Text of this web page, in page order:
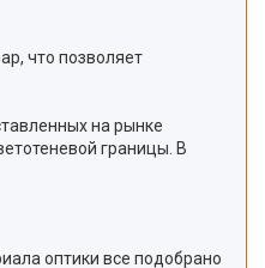
что позволяет
на рынке
границы. В
оптики все подобрано